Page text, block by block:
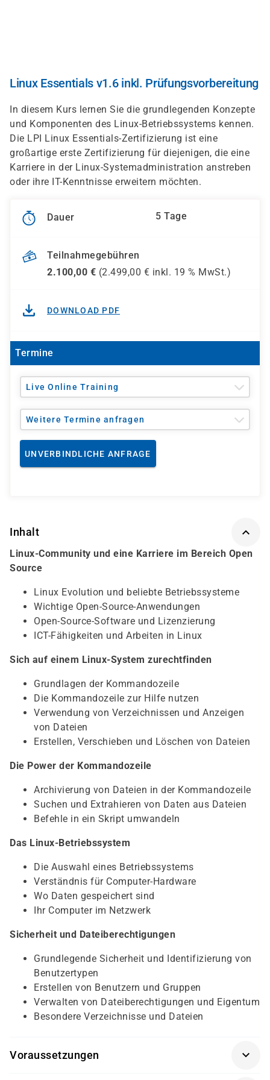
Linux Essentials v1.6 inkl. Prüfungsvorbereitung
In diesem Kurs lernen Sie die grundlegenden Konzepte
und Komponenten des Linux-Betriebssystems kennen.
Die LPI Linux Essentials-Zertifizierung ist eine
großartige erste Zertifizierung für diejenigen, die eine
Karriere in der Linux-Systemadministration anstreben
oder ihre IT-Kenntnisse erweitern möchten.
Dauer 5 Tage
Teilnahmegebühren
2.100,00 € (2.499,00 € inkl. 19 % MwSt.)
DOWNLOAD PDF
Termine
Live Online Training
Weitere Termine anfragen
UNVERBINDLICHE ANFRAGE
Inhalt
Linux-Community und eine Karriere im Bereich Open
Source
Linux Evolution und beliebte Betriebssysteme
Wichtige Open-Source-Anwendungen
Open-Source-Software und Lizenzierung
ICT-Fähigkeiten und Arbeiten in Linux
Sich auf einem Linux-System zurechtfinden
Grundlagen der Kommandozeile
Die Kommandozeile zur Hilfe nutzen
Verwendung von Verzeichnissen und Anzeigen
von Dateien
Erstellen, Verschieben und Löschen von Dateien
Die Power der Kommandozeile
Archivierung von Dateien in der Kommandozeile
Suchen und Extrahieren von Daten aus Dateien
Befehle in ein Skript umwandeln
Das Linux-Betriebssystem
Die Auswahl eines Betriebssystems
Verständnis für Computer-Hardware
Wo Daten gespeichert sind
Ihr Computer im Netzwerk
Sicherheit und Dateiberechtigungen
Grundlegende Sicherheit und Identifizierung von
Benutzertypen
Erstellen von Benutzern und Gruppen
Verwalten von Dateiberechtigungen und Eigentum
Besondere Verzeichnisse und Dateien
Voraussetzungen